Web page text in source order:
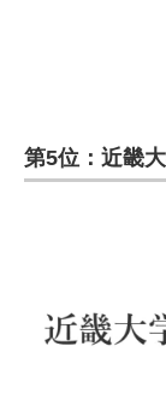
第5位：近畿